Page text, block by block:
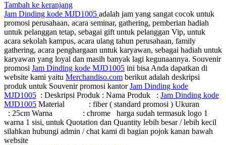
Tambah ke keranjang
Jam Dinding kode MJD1005 adalah jam yang sangat cocok untuk
promosi perusahaan, acara seminar, gathering, pemberian hadiah
untuk pelanggan tetap, sebagai gift untuk pelanggan Vip, untuk
acara sekolah kampus, acara ulang tahun perusahaan, family
gathering, acara penghargaan untuk karyawan, sebagai hadiah untuk
karyawan yang loyal dan masih banyak lagi kegunaannya. Souvenir
promosi Jam Dinding kode MJD1005 ini bisa Anda dapatkan di
website kami yaitu Merchandiso.com berikut adalah deskripsi
produk untuk Souvenir promosi kantorJam Dinding kode
MJD1005 : Deskripsi Produk : Nama Produk : Jam Dinding kode
MJD1005 Material : fiber ( standard promosi ) Ukuran
: 25cm Warna : chrome harga sudah termasuk logo 1
warna 1 sisi, untuk Quotation dan Quantity lebih besar / lebih kecil
silahkan hubungi admin / chat kami di bagian pojok kanan bawah
website